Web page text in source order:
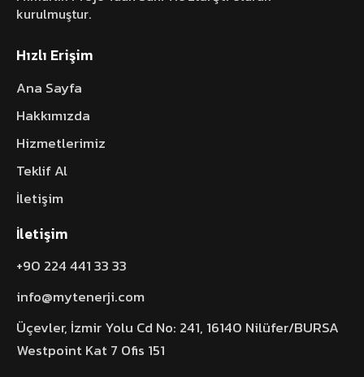
kurulmuştur.
Hızlı Erişim
Ana Sayfa
Hakkımızda
Hizmetlerimiz
Teklif Al
İletişim
İletişim
+90 224 441 33 33
info@mytenerji.com
Üçevler, İzmir Yolu Cd No: 241, 16140 Nilüfer/BURSA
Westpoint Kat 7 Ofis 151